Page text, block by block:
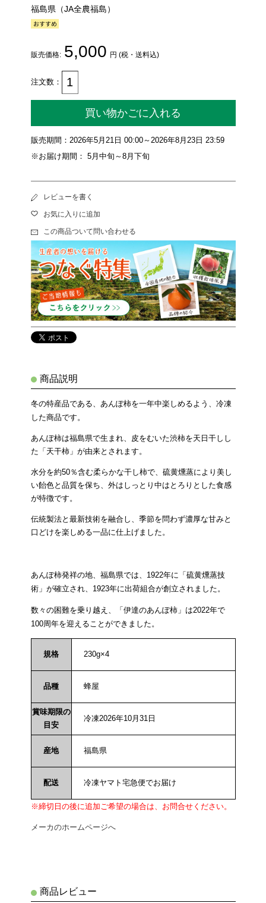
福島県（JA全農福島）
販売価格: 5,000 円 (税・送料込)
注文数：
買い物かごに入れる
販売期間：2026年5月21日 00:00～2026年8月23日 23:59
※お届け期間： 5月中旬～8月下旬
レビューを書く
お気に入りに追加
この商品ついて問い合わせる
商品説明
冬の特産品である、あんぽ柿を一年中楽しめるよう、冷凍
した商品です。
あんぽ柿は福島県で生まれ、皮をむいた渋柿を天日干しし
た「天干柿」が由来とされます。
水分を約50％含む柔らかな干し柿で、硫黄燻蒸により美し
い飴色と品質を保ち、外はしっとり中はとろりとした食感
が特徴です。
伝統製法と最新技術を融合し、季節を問わず濃厚な甘みと
口どけを楽しめる一品に仕上げました。
あんぽ柿発祥の地、福島県では、1922年に「硫黄燻蒸技
術」が確立され、1923年に出荷組合が創立されました。
数々の困難を乗り越え、「伊達のあんぽ柿」は2022年で
100周年を迎えることができました。
規格 230g×4
品種 蜂屋
賞味期限の
目安
冷凍2026年10月31日
産地 福島県
配送 冷凍ヤマト宅急便でお届け
※締切日の後に追加ご希望の場合は、お問合せください。
メーカのホームページへ
商品レビュー